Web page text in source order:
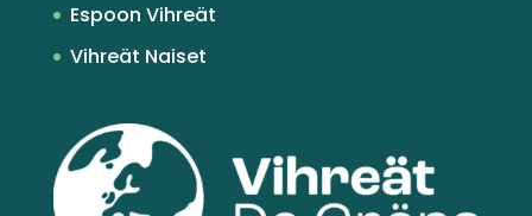
Espoon Vihreät
Vihreät Naiset